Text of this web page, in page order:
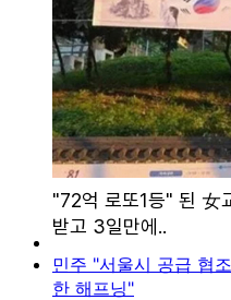
민주 "서울시 공급 협
한 해프닝"